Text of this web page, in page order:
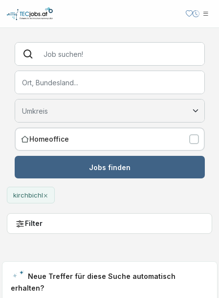
Homeoffice
Jobs finden
kirchbichl×
Filter
Neue Treffer für diese Suche automatisch
erhalten?